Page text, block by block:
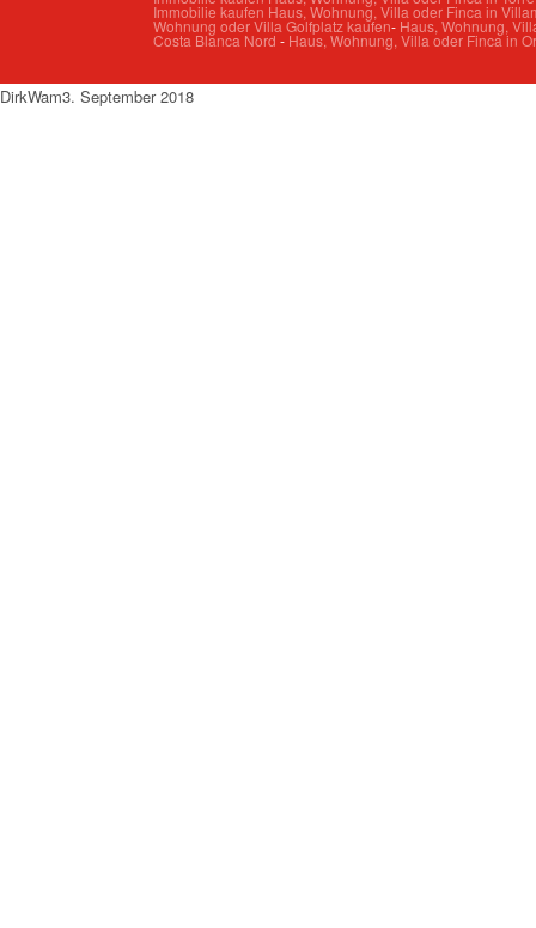
Immobilie kaufen Haus, Wohnung, Villa oder Finca in
Wohnung oder Villa Golfplatz kaufen- Haus, Wohnung,
Costa Blanca Nord - Haus, Wohnung, Villa oder Finca in
DirkWam3. September 2018